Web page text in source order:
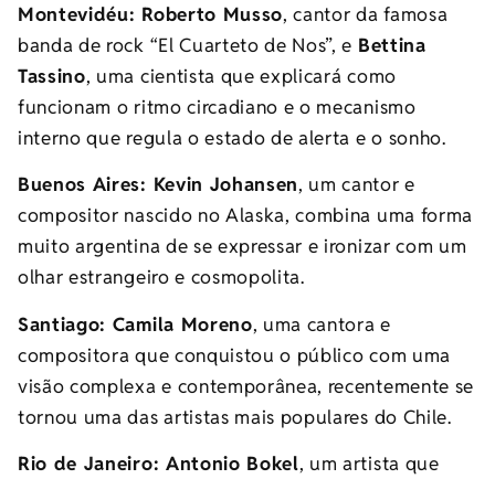
Montevidéu: Roberto Musso, cantor da famosa
banda de rock “El Cuarteto de Nos”, e Bettina
Tassino, uma cientista que explicará como
funcionam o ritmo circadiano e o mecanismo
interno que regula o estado de alerta e o sonho.
Buenos Aires: Kevin Johansen, um cantor e
compositor nascido no Alaska, combina uma forma
muito argentina de se expressar e ironizar com um
olhar estrangeiro e cosmopolita.
Santiago: Camila Moreno, uma cantora e
compositora que conquistou o público com uma
visão complexa e contemporânea, recentemente se
tornou uma das artistas mais populares do Chile.
Rio de Janeiro: Antonio Bokel, um artista que